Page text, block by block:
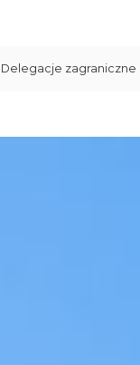
Delegacje zagraniczne